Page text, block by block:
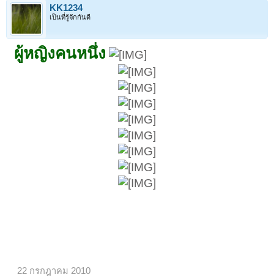
KK1234
เป็นที่รู้จักกันดี
ผู้หญิงคนหนึ่ง
22 กรกฎาคม 2010